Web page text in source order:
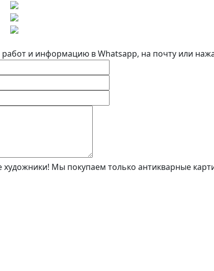
и информацию в Whatsapp, на почту или
Мы покупаем только антикварные